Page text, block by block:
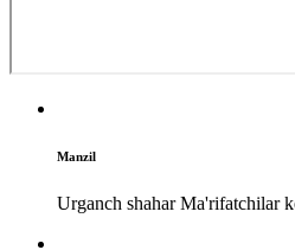
Manzil
Urganch shahar Ma'rifatchilar